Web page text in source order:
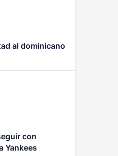
al dominicano
con
Yankees